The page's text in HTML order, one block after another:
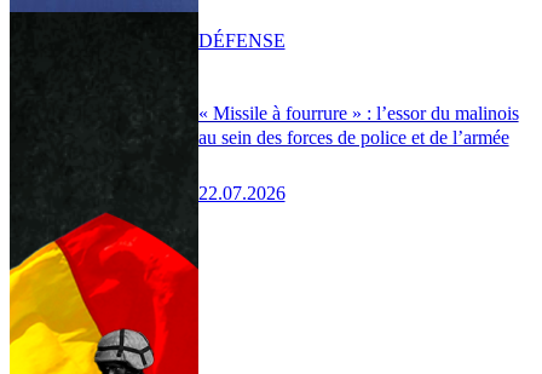
« Missile à fourrure » : l’essor du malinois
au sein des forces de police et de l’armée
22.07.2026
DÉFENSE